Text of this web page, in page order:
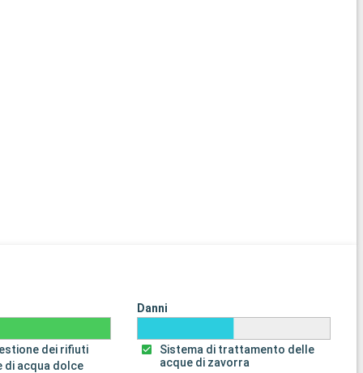
dei rifiuti
di acqua dolce
Danni
Sistema di trattamento delle
acque di zavorra